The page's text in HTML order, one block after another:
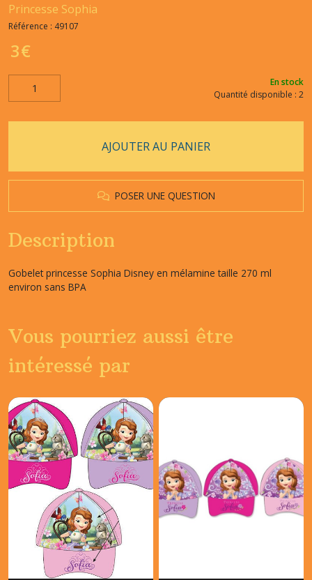
Princesse Sophia
Référence : 49107
3€
En stock
Quantité disponible : 2
AJOUTER AU PANIER
POSER UNE QUESTION
Description
Gobelet princesse Sophia Disney en mélamine taille 270 ml
environ sans BPA
Vous pourriez aussi être
intéressé par